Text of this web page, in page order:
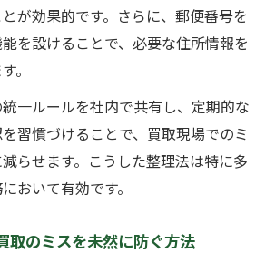
が効果的です。さらに、郵便番号を
を設けることで、必要な住所情報を
。
一ルールを社内で共有し、定期的な
習慣づけることで、買取現場でのミ
らせます。こうした整理法は特に多
おいて有効です。
取のミスを未然に防ぐ方法